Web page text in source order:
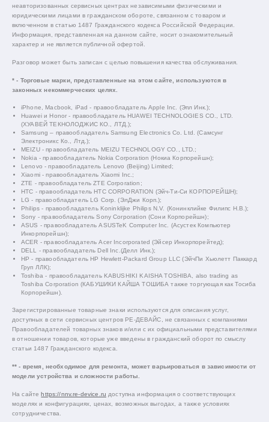
неавторизованных сервисных центрах независимыми физическими и
юридическими лицами в гражданском обороте, связанном с товаром и
включенном в статью 1487 Гражданского кодекса Российской Федерации.
Информация, представленная на данном сайте, носит ознакомительный
характер и не является публичной офертой.
Разговор может быть записан с целью повышения качества обслуживания.
* - Торговые марки, представленные на этом сайте, используются в
законных некоммерческих целях.
iPhone, Macbook, iPad - правообладатель Apple Inc. (Эпл Инк.);
Huawei и Honor - правообладатель HUAWEI TECHNOLOGIES CO., LTD.
(ХУАВЕЙ ТЕКНОЛОДЖИС КО., ЛТД.);
Samsung – правообладатель Samsung Electronics Co. Ltd. (Самсунг
Электроникс Ко., Лтд.);
MEIZU - правообладатель MEIZU TECHNOLOGY CO., LTD.;
Nokia - правообладатель Nokia Corporation (Нокиа Корпорейшн);
Lenovo - правообладатель Lenovo (Beijing) Limited;
Xiaomi - правообладатель Xiaomi Inc.;
ZTE - правообладатель ZTE Corporation;
HTC - правообладатель HTC CORPORATION (Эйч-Ти-Си КОРПОРЕЙШН);
LG - правообладатель LG Corp. (ЭлДжи Корп.);
Philips - правообладатель Koninklijke Philips N.V. (Конинклийке Филипс Н.В.);
Sony - правообладатель Sony Corporation (Сони Корпорейшн);
ASUS - правообладатель ASUSTeK Computer Inc. (Асустек Компьютер
Инкорпорейшн);
ACER - правообладатель Acer Incorporated (Эйсер Инкорпорейтед);
DELL - правообладатель Dell Inc.(Делл Инк.);
HP - правообладатель HP Hewlett-Packard Group LLC (ЭйчПи Хьюлетт Паккард
Груп ЛЛК);
Toshiba - правообладатель KABUSHIKI KAISHA TOSHIBA, also trading as
Toshiba Corporation (КАБУШИКИ КАЙША ТОШИБА также торгующая как Тосиба
Корпорейшн).
Зарегистрированные товарные знаки используются для описания услуг,
доступных в сети сервисных центров РЕ-ДЕВАЙС, не связанных с компаниями
Правообладателей товарных знаков и/или с их официальными представителями
в отношении товаров, которые уже введены в гражданский оборот по смыслу
статьи 1487 Гражданского кодекса.
** - время, необходимое для ремонта, может варьироваться в зависимости от
модели устройства и сложности работы.
На сайтеhttps://nnv.re-device.ru доступна информация о соответствующих
моделях и конфигурациях, ценах, возможных выгодах, а также условиях
сотрудничества.